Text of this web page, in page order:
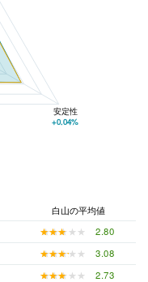
安定性
+0.04%
白山の平均値
★★★★★
★★★★★
2.80
★★★★★
★★★★★
3.08
★★★★★
★★★★★
2.73